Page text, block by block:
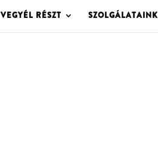
VEGYÉL RÉSZT SZOLGÁLATAINK